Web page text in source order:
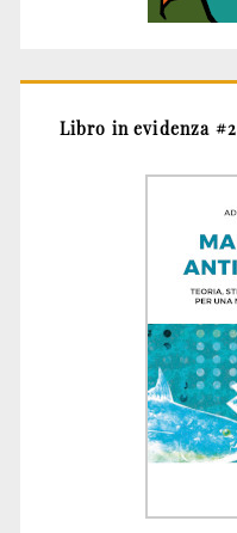
Libro in evidenza #2